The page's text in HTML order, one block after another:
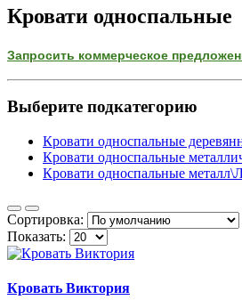
Кровати односпальные
Запросить коммерческое
Выберите подкатегорию
Кровати односпальные
Кровати односпальные
Кровати односпальные
Сортировка:
Показать:
Кровать Виктория